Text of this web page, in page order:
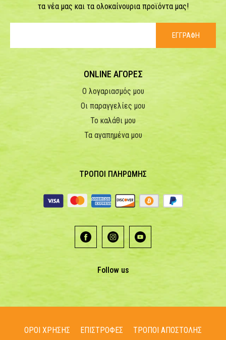
τα νέα μας και τα ολοκαίνουρια προϊόντα μας!
ΕΓΓΡΑΦΗ
ONLINE ΑΓΟΡΕΣ
Ο λογαριασμός μου
Οι παραγγελίες μου
Το καλάθι μου
Τα αγαπημένα μου
ΤΡΟΠΟΙ ΠΛΗΡΩΜΗΣ
Follow us
ΟΡΟΙ ΧΡΗΣΗΣ ΕΠΙΣΤΡΟΦΕΣ ΤΡΟΠΟΙ ΑΠΟΣΤΟΛΗΣ